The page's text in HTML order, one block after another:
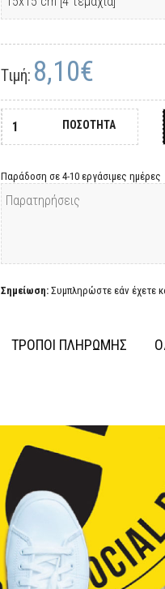
Τιμή: 8,10€
ΠΟΣΟΤΗΤΑ
Παράδοση σε 4-10 εργάσιμες ημέρες
Σημείωση: Συμπληρώστε εάν έχετε
ΤΡΟΠΟΙ ΠΛΗΡΩΜΗΣ